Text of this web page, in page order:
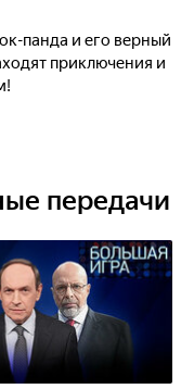
панда и его верный
приключения и
передачи